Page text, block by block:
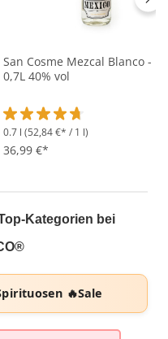
von 5 Sternen
San Cosme Mezcal Blanco -
0,7L 40% vol
Durchschnittliche
0.7 l (52,84 €* / 1 l)
36,99 €*
Kategorien bei
🔥Sale